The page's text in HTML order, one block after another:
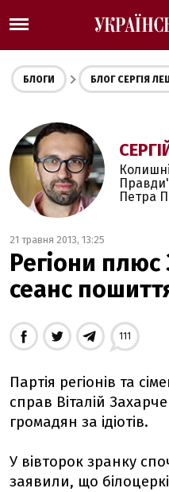
БЛОГИ БЛОГ СЕРГІЯ
Петра
21 травня 2013, 13:25
Регіони
сеанс
111
Партія регіонів та
справ Віталій
громадян за ідіотів.
У вівторок зранку
заявили, що